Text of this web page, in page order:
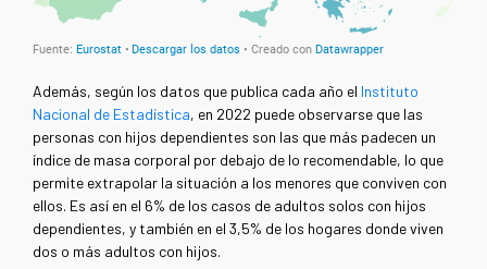
Además, según los datos que publica cada año el Instituto
Nacional de Estadística, en 2022 puede observarse que las
personas con hijos dependientes son las que más padecen un
índice de masa corporal por debajo de lo recomendable, lo que
permite extrapolar la situación a los menores que conviven con
ellos. Es así en el 6% de los casos de adultos solos con hijos
dependientes, y también en el 3,5% de los hogares donde viven
dos o más adultos con hijos.